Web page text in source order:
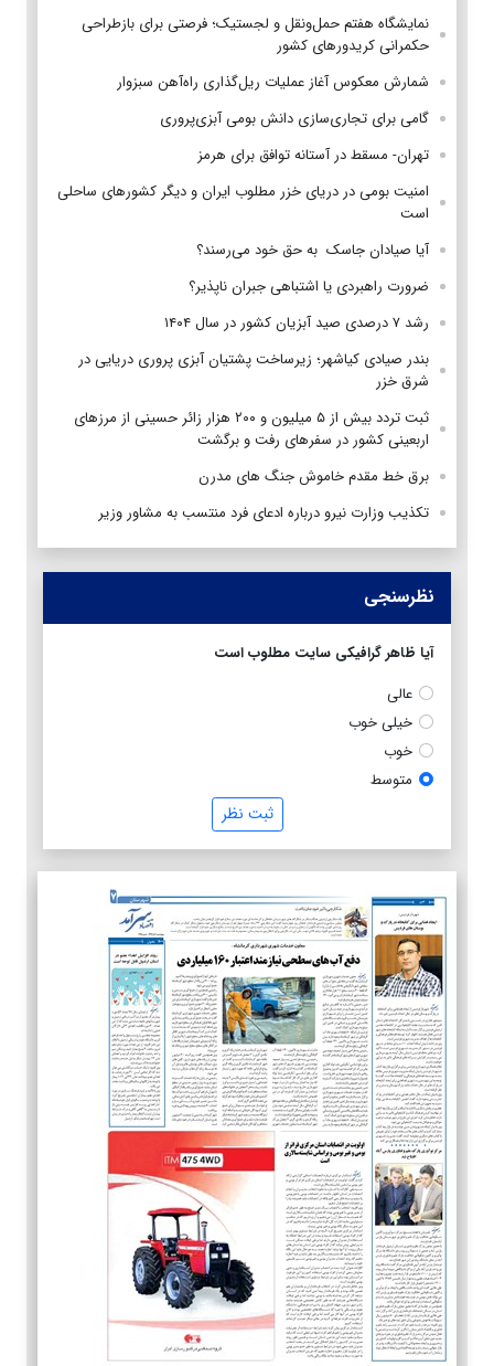
نمایشگاه هفتم حمل‌ونقل و لجستیک؛ فرصتی برای بازطراحی
حکمرانی کریدورهای کشور
شمارش معکوس آغاز عملیات ریل‌گذاری راه‌آهن سبزوار
گامی برای تجاری‌سازی دانش بومی آبزی‌پروری
تهران- مسقط در آستانه توافق برای هرمز
امنیت بومی در دریای خزر مطلوب ایران و دیگر کشورهای ساحلی
است
آیا صیادان جاسک به حق خود می‌رسند؟
ضرورت راهبردی یا اشتباهی جبران ناپذیر؟
رشد ۷ درصدی صید آبزیان کشور در سال ۱۴۰۴
بندر صیادی کیاشهر؛ زیرساخت پشتیان آبزی پروری دریایی در
شرق خزر
ثبت تردد بیش از ۵ میلیون و ۲۰۰ هزار زائر حسینی از مرزهای
اربعینی کشور در سفرهای رفت و برگشت
برق خط مقدم خاموش جنگ های مدرن
تکذیب وزارت نیرو درباره ادعای فرد منتسب به مشاور وزیر
نظرسنجی
آیا ظاهر گرافیکی سایت مطلوب است
عالی
خیلی خوب
خوب
متوسط
ثبت نظر